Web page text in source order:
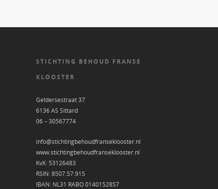
STICHTING BEHOUD FRANSE
KLOOSTER
Geldersestraat 37
6136 AS Sittard
06 – 30567774
info@stichtingbehoudfranseklooster.nl
www.stichtingbehoudfranseklooster.nl
KvK: 53126483
RSIN: 8507.57.915
IBAN: NL31 RABO 0140152857